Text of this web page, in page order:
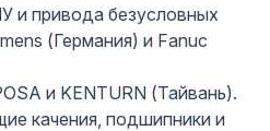
и привода безусловных
(Германия) и Fanuc
и KENTURN (Тайвань).
качения, подшипники и